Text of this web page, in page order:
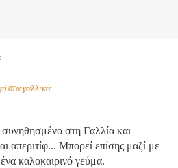
στα γαλλικά
στη Γαλλία και
απεριτίφ... Μπορεί επίσης μαζί με
καλοκαιρινό γεύμα.